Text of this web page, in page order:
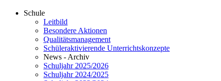
Schule
Leitbild
Besondere Aktionen
Qualitätsmanagement
Schüleraktivierende Unterrichtskonzepte
News - Archiv
Schuljahr 2025/2026
Schuljahr 2024/2025